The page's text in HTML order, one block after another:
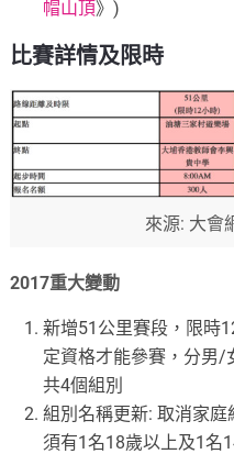
帽山頂》)
比賽詳情及限時
來源: 大會
2017重大變動
新增51公里賽段，限時
定資格才能參賽，分男/
共4個組別
組別名稱更新: 取消家
須有1名18歲以上及1名